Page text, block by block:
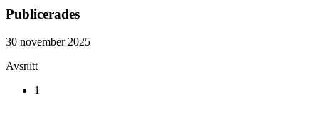
Publicerades
30 november 2025
Avsnitt
1